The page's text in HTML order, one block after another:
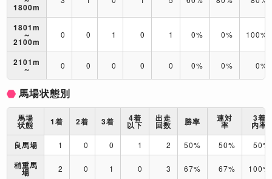
1800m
1801m
～
2100m
0 0 1 0 1 0% 0% 100%
2101m
～ 0 0 0 0 0 0% 0% 0%
馬場状態別
馬場
状態 1着 2着 3着 4着
以下
出走
回数 勝率 連対
率
3着
内率
良馬場
1 0 0 1 2 50% 50% 50%
稍重馬
場 2 0 1 0 3 67% 67% 100%